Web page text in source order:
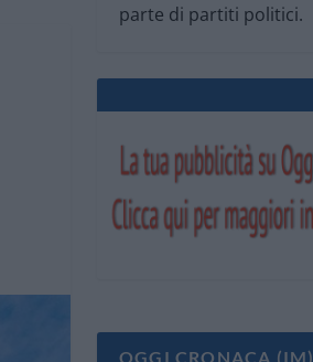
parte di partiti politici.
OGGI CRONACA (IM)